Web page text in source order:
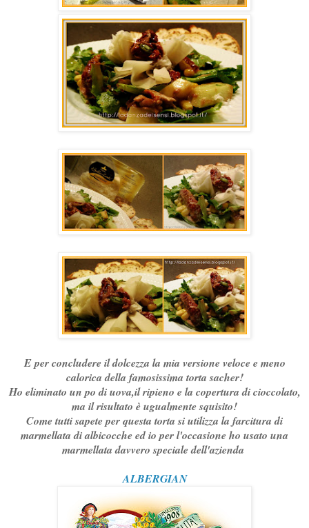
E per concludere il dolcezza la mia versione veloce e meno
calorica della famosissima torta sacher!
Ho eliminato un po di uova,il ripieno e la copertura di cioccolato,
ma il risultato è ugualmente squisito!
Come tutti sapete per questa torta si utilizza la farcitura di
marmellata di albicocche ed io per l'occasione ho usato una
marmellata davvero speciale dell'azienda
ALBERGIAN